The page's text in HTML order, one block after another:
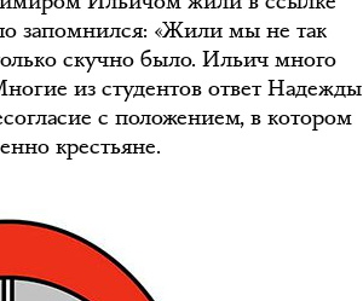
запомнился: «Жили мы не так
скучно было. Ильич много
из студентов ответ Надежды
с положением, в котором
крестьяне.